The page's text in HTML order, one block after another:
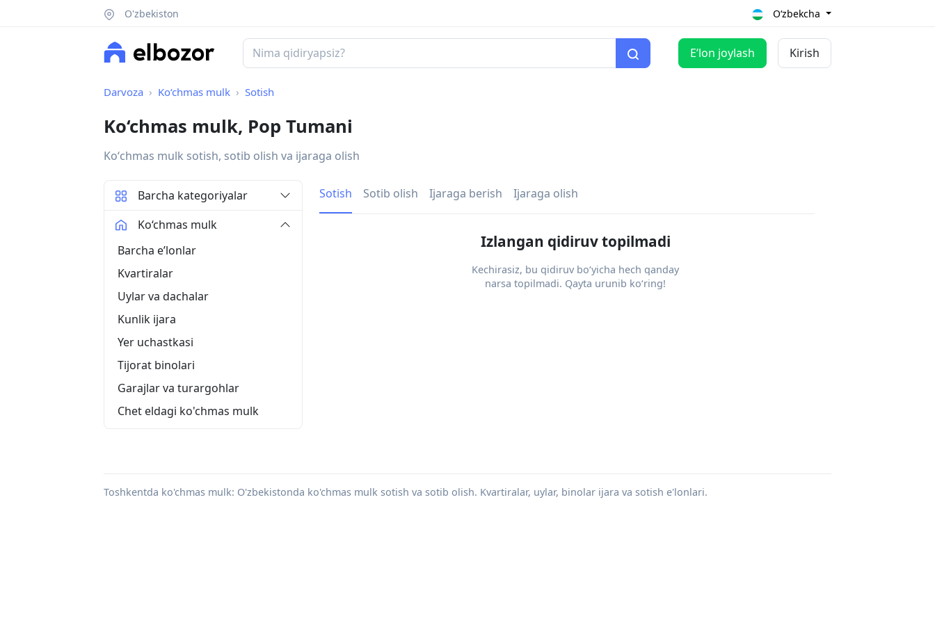
O'zbekiston O‘zbekcha
Eʼlon joylash Kirish
Darvoza Ko‘chmas mulk Sotish
Ko‘chmas mulk, Pop Tumani
Koʻchmas mulk sotish, sotib olish va ijaraga olish
Sotish Sotib olish Ijaraga berish Ijaraga olish
Izlangan qidiruv topilmadi
Kechirasiz, bu qidiruv bo‘yicha hech qanday
narsa topilmadi. Qayta urunib ko‘ring!
Barcha kategoriyalar
Ko‘chmas mulk
Barcha eʼlonlar
Kvartiralar
Uylar va dachalar
Kunlik ijara
Yer uchastkasi
Tijorat binolari
Garajlar va turargohlar
Chet eldagi ko'chmas mulk
Toshkentda ko'chmas mulk: O'zbekistonda ko'chmas mulk sotish va sotib olish. Kvartiralar, uylar, binolar ijara va sotish e'lonlari.